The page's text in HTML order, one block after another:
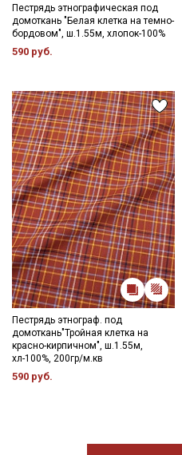
Пестрядь этнографическая под
домоткань "Белая клетка на темно-
бордовом", ш.1.55м, хлопок-100%
590 руб.
Пестрядь этнограф. под
домоткань"Тройная клетка на
красно-кирпичном", ш.1.55м,
хл-100%, 200гр/м.кв
590 руб.